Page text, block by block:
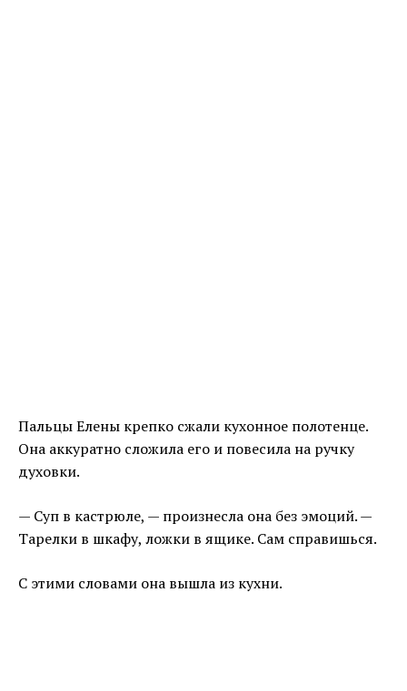
Пальцы Елены крепко сжали кухонное полотенце.
Она аккуратно сложила его и повесила на ручку
духовки.
— Суп в кастрюле, — произнесла она без эмоций. —
Тарелки в шкафу, ложки в ящике. Сам справишься.
С этими словами она вышла из кухни.